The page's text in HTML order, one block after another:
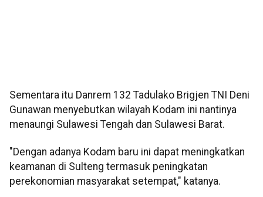
Sementara itu Danrem 132 Tadulako Brigjen TNI Deni
Gunawan menyebutkan wilayah Kodam ini nantinya
menaungi Sulawesi Tengah dan Sulawesi Barat.
"Dengan adanya Kodam baru ini dapat meningkatkan
keamanan di Sulteng termasuk peningkatan
perekonomian masyarakat setempat," katanya.